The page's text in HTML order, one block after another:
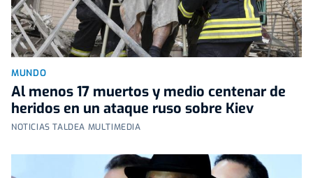
MUNDO
Al menos 17 muertos y medio centenar de
heridos en un ataque ruso sobre Kiev
NOTICIAS TALDEA MULTIMEDIA